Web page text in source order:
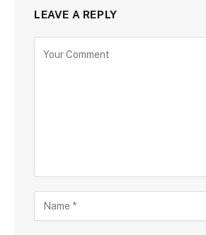
LEAVE A REPLY